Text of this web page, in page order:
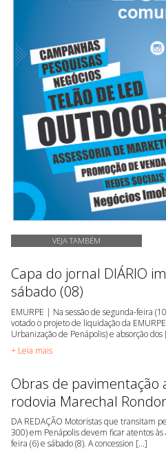
VEJA TAMBÉM
Capa do jornal DIÁRIO
sábado (08)
EMURPE | Na sessão de segunda-feira
votado o projeto de liquidação da
Urbanização de Penápolis) e absorção dos
+ Leia mais
Obras de
rodovia Marechal
DA REDAÇÃO Motoristas que transitam
300) em Penápolis devem ficar atentos
feira (6) e sábado (8). A concession [...]